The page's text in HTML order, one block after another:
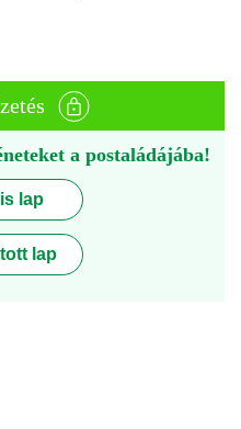
a postaládájába!
lap
lap